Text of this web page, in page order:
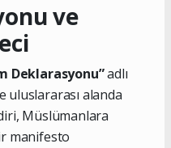
ve
Deklarasyonu”adlı
uluslararası alanda
Müslümanlara
manifesto